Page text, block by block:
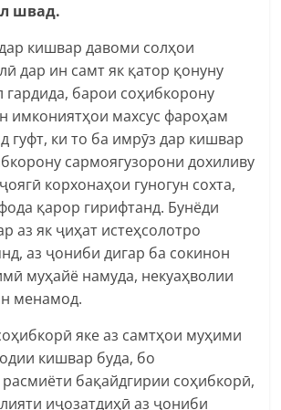
швад.
кишвар давоми солҳои
дар ин самт як қатор қонуну
гардида, барои соҳибкорону
имкониятҳои махсус фароҳам
гуфт, ки то ба имрӯз дар кишвар
сармоягузорони дохиливу
корхонаҳои гуногун сохта,
қарор гирифтанд. Бунёди
аз як ҷиҳат истеҳсолотро
аз ҷониби дигар ба сокинон
муҳайё намуда, некуаҳволии
менамод.
яке аз самтҳои муҳими
кишвар буда, бо
бақайдгирии соҳибкорӣ,
иҷозатдиҳӣ аз ҷониби